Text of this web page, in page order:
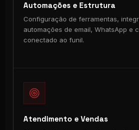
Automações e Estrutura
Configuração de ferramentas,
automações de email, WhatsApp e
conectado ao funil.
Atendimento e Vendas